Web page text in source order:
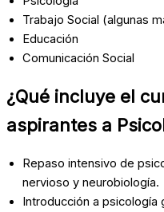
Trabajo Social (algunas
Educación
Comunicación Social
¿Qué incluye el
aspirantes a
Repaso intensivo de
nervioso y neurobiología.
Introducción a psicología